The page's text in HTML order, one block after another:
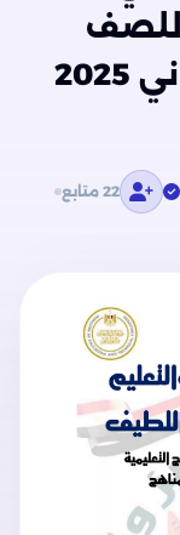
الرياضيات للغات Math للصف
الرابع الإبتدائي الترم الثاني 2025
22 متابع